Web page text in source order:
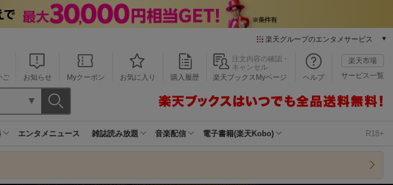
楽天グループのエンタメサービス
本/ゲーム/CD/DVD
楽天ブックス
楽天Kobo
ご お知らせ Myクーポン お気に入り 購入履歴
注文内容の確認・
キャンセル
楽天ブックスMyページ
ヘルプ
楽天市場
サービス一覧
エンタメニュース 雑誌読み放題 音楽配信 電子書籍(楽天Kobo) R18+